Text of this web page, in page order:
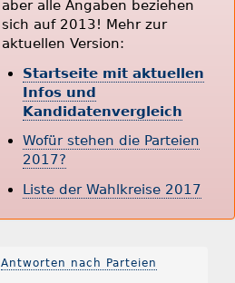
aber alle Angaben beziehen
sich auf 2013! Mehr zur
aktuellen Version:
Startseite mit aktuellen
Infos und
Kandidatenvergleich
Wofür stehen die Parteien
2017?
Liste der Wahlkreise 2017
Antworten nach Parteien